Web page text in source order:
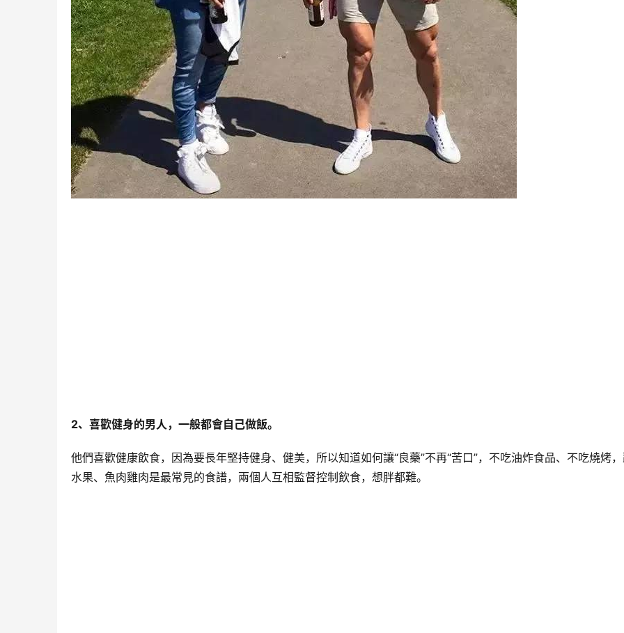
2、喜歡健身的男人，一般都會自己做飯。
他們喜歡健康飲食，因為要長年堅持健身、健美，所以知道如何讓“良藥”不再“苦口”，不吃油炸食品、不吃燒烤
水果、魚肉雞肉是最常見的食譜，兩個人互相監督控制飲食，想胖都難。